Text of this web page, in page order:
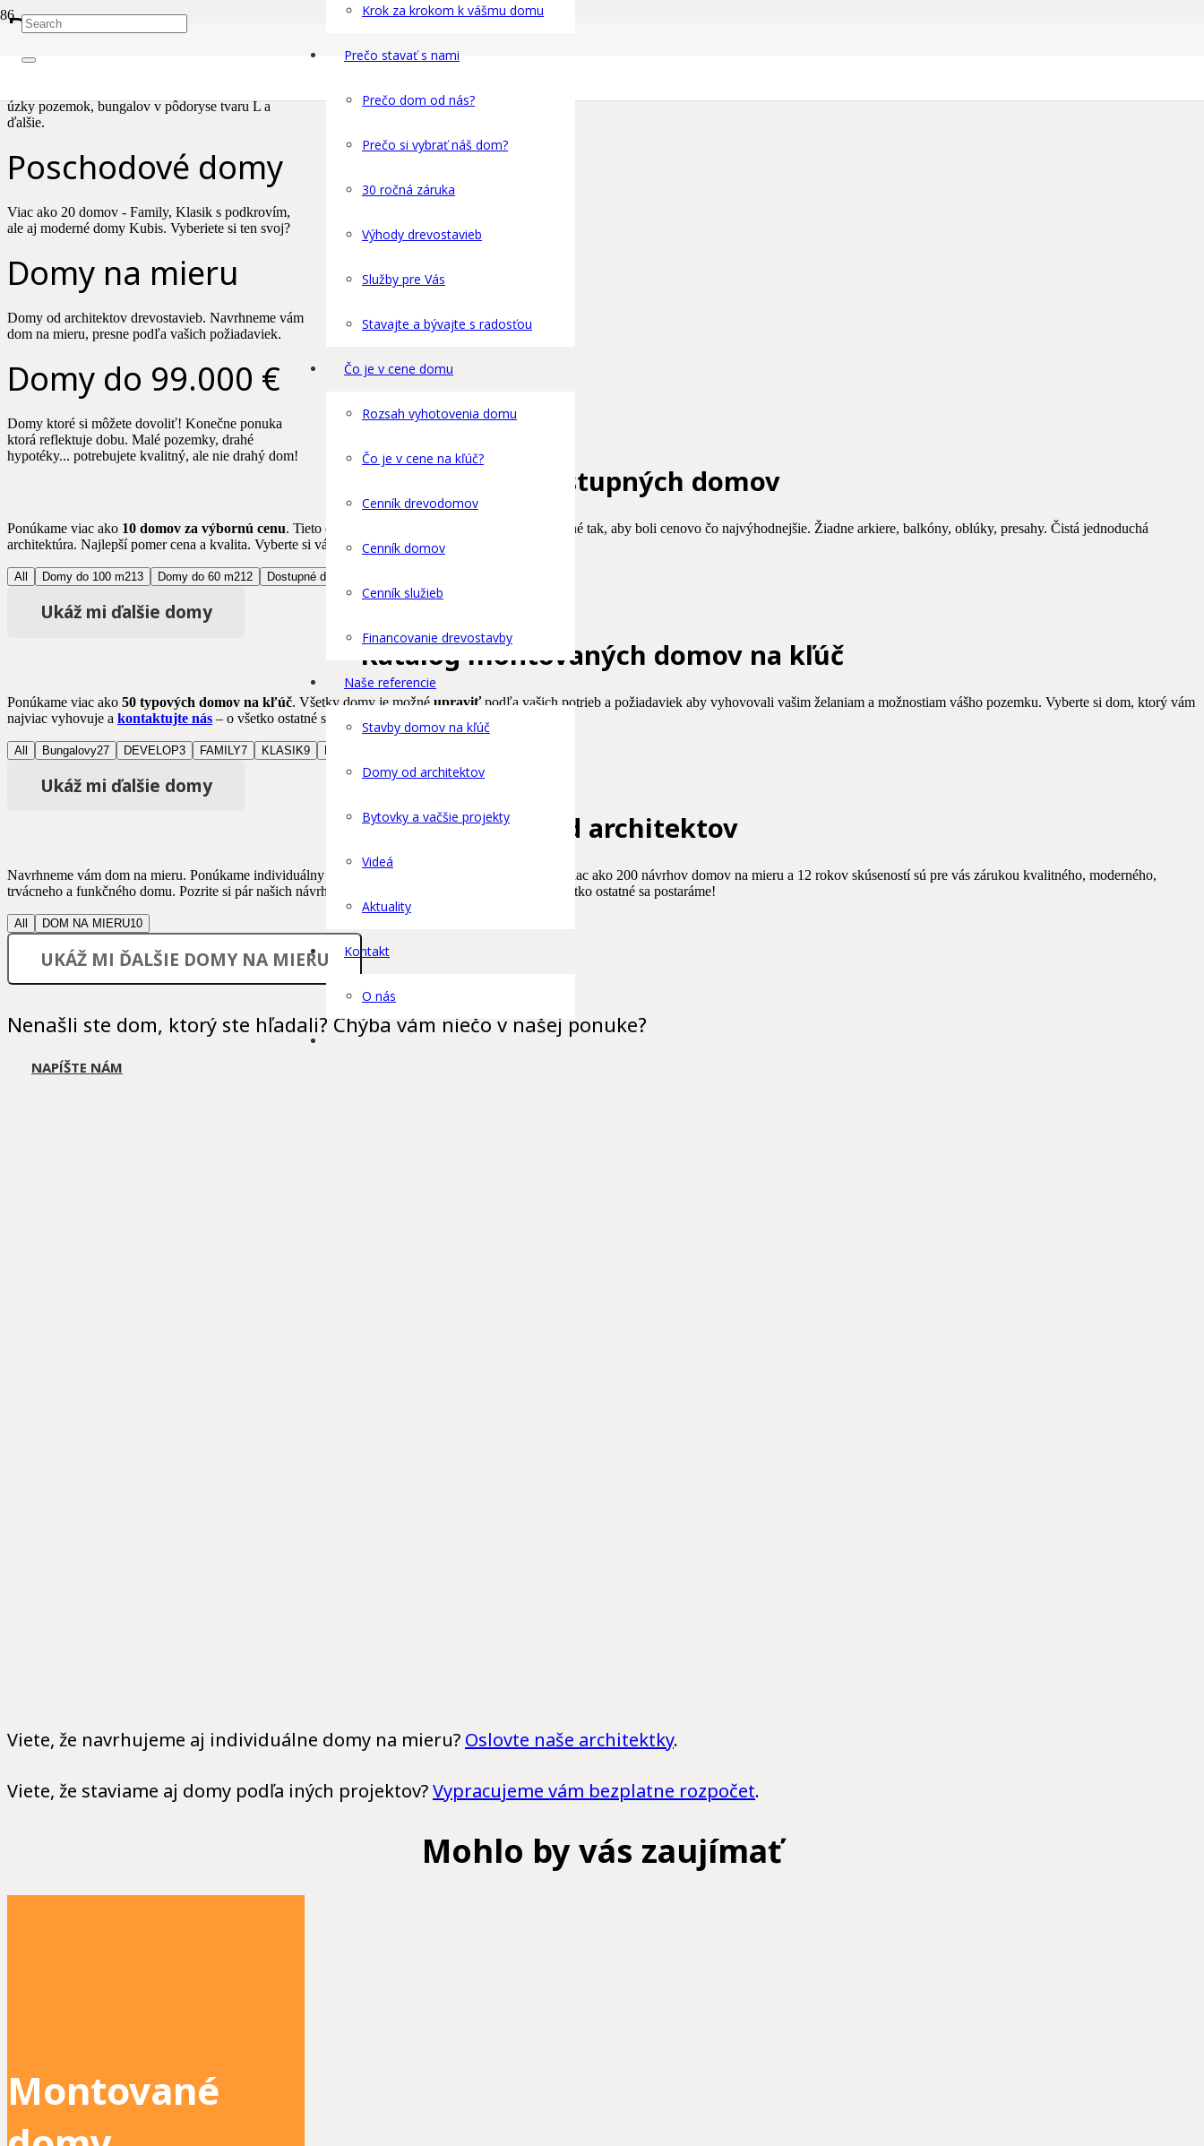
Krok za krokom k vášmu domu
Prečo stavať s nami
Prečo dom od nás?
Prečo si vybrať náš dom?
30 ročná záruka
Výhody drevostavieb
Služby pre Vás
Stavajte a bývajte s radosťou
Čo je v cene domu
Rozsah vyhotovenia domu
Čo je v cene na kľúč?
Cenník drevodomov
Cenník domov
Cenník služieb
Financovanie drevostavby
Naše referencie
Stavby domov na kľúč
Domy od architektov
Bytovky a vačšie projekty
Videá
Aktuality
Kontakt
O nás
Bungalovy
úzky pozemok, bungalov v pôdoryse tvaru L a
ďalšie.
Poschodové domy
Viac ako 20 domov - Family, Klasik s podkrovím,
ale aj moderné domy Kubis. Vyberiete si ten svoj?
Domy na mieru
Domy od architektov drevostavieb. Navrhneme vám
dom na mieru, presne podľa vašich požiadaviek.
Domy do 99.000 €
Domy ktoré si môžete dovoliť! Konečne ponuka
ktorá reflektuje dobu. Malé pozemky, drahé
hypotéky... potrebujete kvalitný, ale nie drahý dom!
Katalóg dostupných domov
Ponúkame viac ako 10 domov za výbornú cenu. Tieto dostupné domy sú navrhnuté a skonštruované tak, aby boli cenovo čo najvýhodnejšie. Žiadne arkiere, balkóny, oblúky, presahy. Čistá jednoduchá
architektúra. Najlepší pomer cena a kvalita. Vyberte si váš nový domov:
All Domy do 100 m213 Domy do 60 m212 Dostupné domy
Ukáž mi ďalšie domy
Katalóg montovaných domov na kľúč
Ponúkame viac ako 50 typových domov na kľúč. Všetky domy je možné upraviťpodľa vašich potrieb a požiadaviek aby vyhovovali vašim želaniam a možnostiam vášho pozemku. Vyberte si dom, ktorý vám
najviac vyhovuje a kontaktujte nás – o všetko ostatné sa postaráme!
All Bungalovy27 DEVELOP3 FAMILY7 KLASIK9 KUBIS
Ukáž mi ďalšie domy
Domy od architektov
Navrhneme vám dom na mieru. Ponúkame individuálny návrh domu od architektov drevostavieb. Viac ako 200 návrhov domov na mieru a 12 rokov skúseností sú pre vás zárukou kvalitného, moderného,
trvácneho a funkčného domu. Pozrite si pár našich návrhov pre inšpiráciu a
– o všetko ostatné sa postaráme!
All DOM NA MIERU10
UKÁŽ MI ĎALŠIE DOMY NA MIERU
Nenašli ste dom, ktorý ste hľadali? Chýba vám niečo v našej ponuke?
NAPÍŠTE NÁM
Viete, že navrhujeme aj individuálne domy na mieru? Oslovte naše architektky.
Viete, že staviame aj domy podľa iných projektov?Vypracujeme vám bezplatne rozpočet.
Mohlo by vás zaujímať
Montované